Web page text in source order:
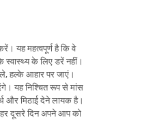
यह महत्वपूर्ण है कि वे
के लिए डरें नहीं।
हल्के आहार पर जाएं।
यह निश्चित रूप से मांस
और मिठाई देने लायक है।
दूसरे दिन अपने आप को